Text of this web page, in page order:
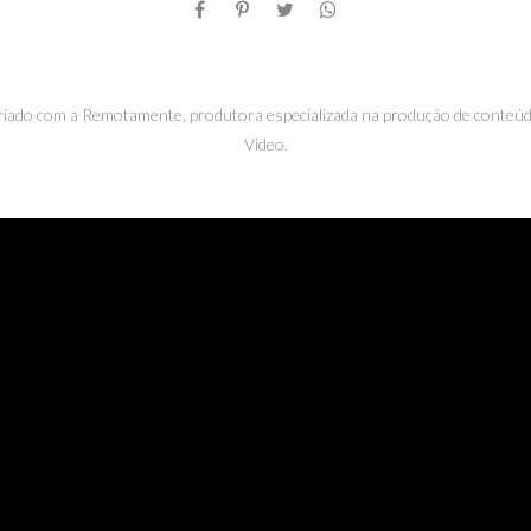
com a Remotamente, produtora especializada na produção de
Video.